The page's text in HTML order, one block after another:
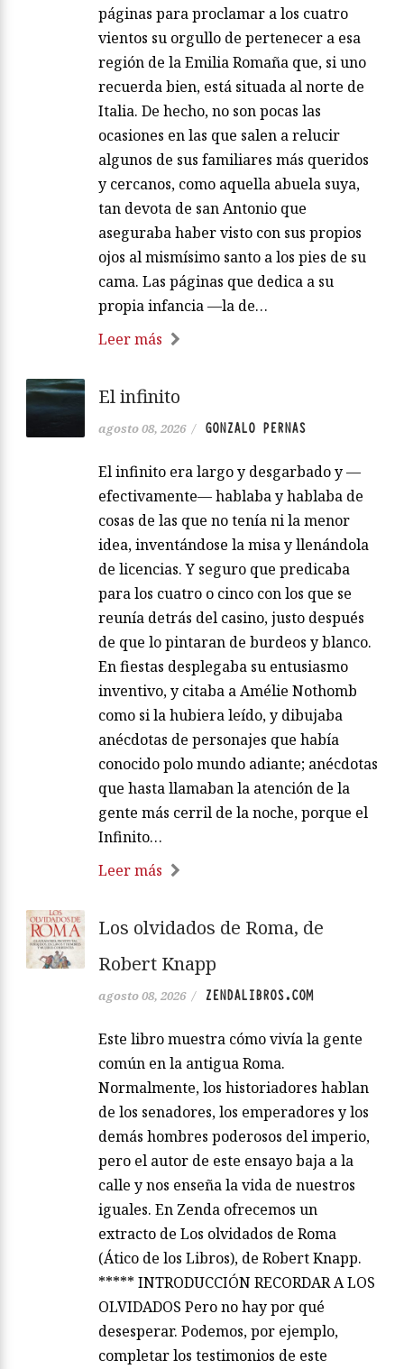
páginas para proclamar a los cuatro
vientos su orgullo de pertenecer a esa
región de la Emilia Romaña que, si uno
recuerda bien, está situada al norte de
Italia. De hecho, no son pocas las
ocasiones en las que salen a relucir
algunos de sus familiares más queridos
y cercanos, como aquella abuela suya,
tan devota de san Antonio que
aseguraba haber visto con sus propios
ojos al mismísimo santo a los pies de su
cama. Las páginas que dedica a su
propia infancia —la de…
Leer más
El infinito
agosto 08, 2026 / GONZALO PERNAS
El infinito era largo y desgarbado y —
efectivamente— hablaba y hablaba de
cosas de las que no tenía ni la menor
idea, inventándose la misa y llenándola
de licencias. Y seguro que predicaba
para los cuatro o cinco con los que se
reunía detrás del casino, justo después
de que lo pintaran de burdeos y blanco.
En fiestas desplegaba su entusiasmo
inventivo, y citaba a Amélie Nothomb
como si la hubiera leído, y dibujaba
anécdotas de personajes que había
conocido polo mundo adiante; anécdotas
que hasta llamaban la atención de la
gente más cerril de la noche, porque el
Infinito…
Leer más
Los olvidados de Roma, de
Robert Knapp
agosto 08, 2026 / ZENDALIBROS.COM
Este libro muestra cómo vivía la gente
común en la antigua Roma.
Normalmente, los historiadores hablan
de los senadores, los emperadores y los
demás hombres poderosos del imperio,
pero el autor de este ensayo baja a la
calle y nos enseña la vida de nuestros
iguales. En Zenda ofrecemos un
extracto de Los olvidados de Roma
(Ático de los Libros), de Robert Knapp.
***** INTRODUCCIÓN RECORDAR A LOS
OLVIDADOS Pero no hay por qué
desesperar. Podemos, por ejemplo,
completar los testimonios de este